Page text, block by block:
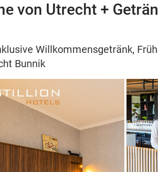
von Utrecht +
Willkommensgetränk,
Bunnik